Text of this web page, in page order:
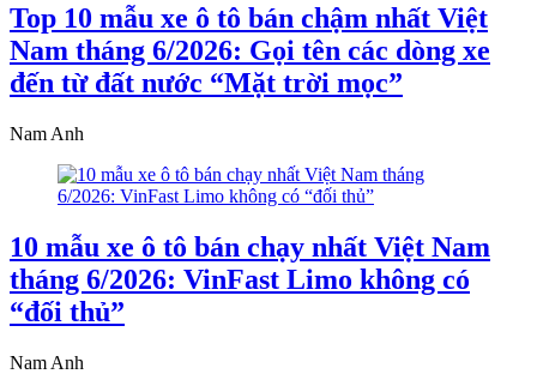
Top 10 mẫu xe ô tô bán chậm nhất Việt
Nam tháng 6/2026: Gọi tên các dòng xe
đến từ đất nước “Mặt trời mọc”
Nam Anh
10 mẫu xe ô tô bán chạy nhất Việt Nam
tháng 6/2026: VinFast Limo không có
“đối thủ”
Nam Anh